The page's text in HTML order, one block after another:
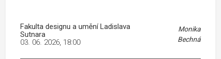
Fakulta designu a umění Ladislava
Sutnara
Monika
Bechná
03. 06. 2026, 18:00